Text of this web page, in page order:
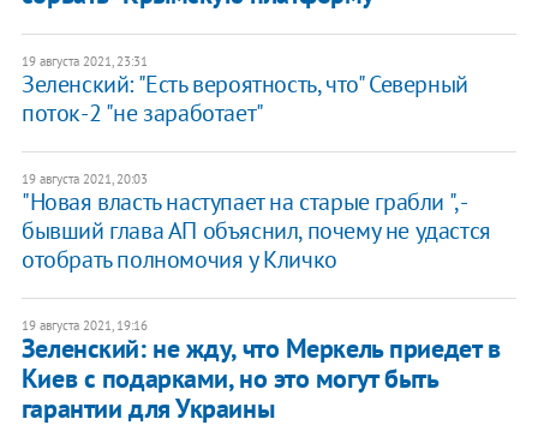
19 августа 2021, 23:31
Зеленский: "Есть вероятность, что" Северный
поток-2 "не заработает"
19 августа 2021, 20:03
"Новая власть наступает на старые грабли ", -
бывший глава АП объяснил, почему не удастся
отобрать полномочия у Кличко
19 августа 2021, 19:16
Зеленский: не жду, что Меркель приедет в
Киев с подарками, но это могут быть
гарантии для Украины